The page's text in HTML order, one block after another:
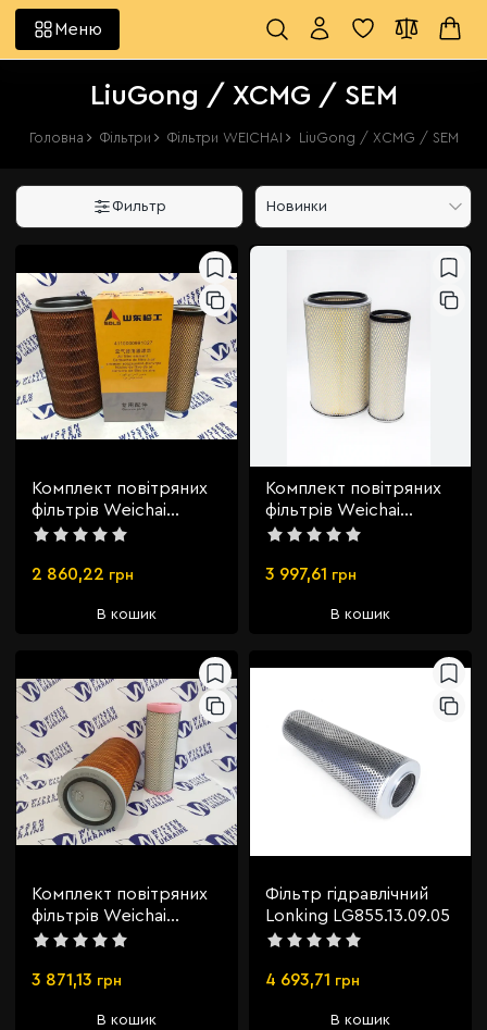
Меню
LiuGong / XCMG / SEM
Головна Фільтри Фільтри WEICHAI LiuGong / XCMG / SEM
Фильтр Новинки
Комплект повітряних
фільтрів Weichai
4110000991027
2 860,22 грн
В кошик
Комплект повітряних
фільтрів Weichai
612600110540
3 997,61 грн
В кошик
Комплект повітряних
фільтрів Weichai
612600114993
3 871,13 грн
В кошик
Фільтр гідравлічний
Lonking LG855.13.09.05
4 693,71 грн
В кошик